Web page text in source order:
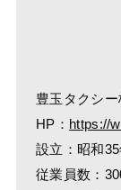
豊玉タクシ
HP： https://
設立：昭和35
従業員数：